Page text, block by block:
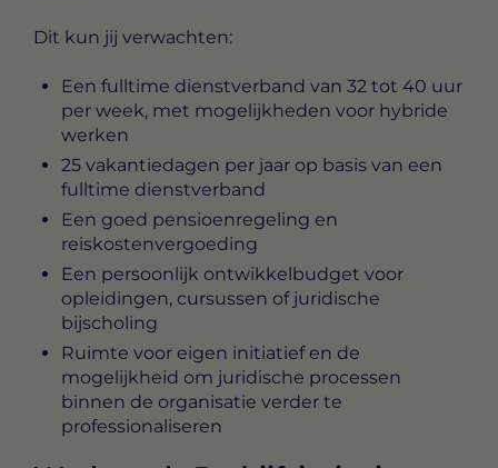
Dit kun jij verwachten:
Een fulltime dienstverband van 32 tot 40 uur
per week, met mogelijkheden voor hybride
werken
25 vakantiedagen per jaar op basis van een
fulltime dienstverband
Een goed pensioenregeling en
reiskostenvergoeding
Een persoonlijk ontwikkelbudget voor
opleidingen, cursussen of juridische
bijscholing
Ruimte voor eigen initiatief en de
mogelijkheid om juridische processen
binnen de organisatie verder te
professionaliseren